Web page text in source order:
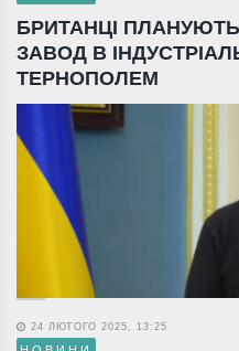
БРИТАНЦІ
ЗАВОД В
ТЕРНОПОЛЕМ
24 ЛЮТОГО 2025, 13:25